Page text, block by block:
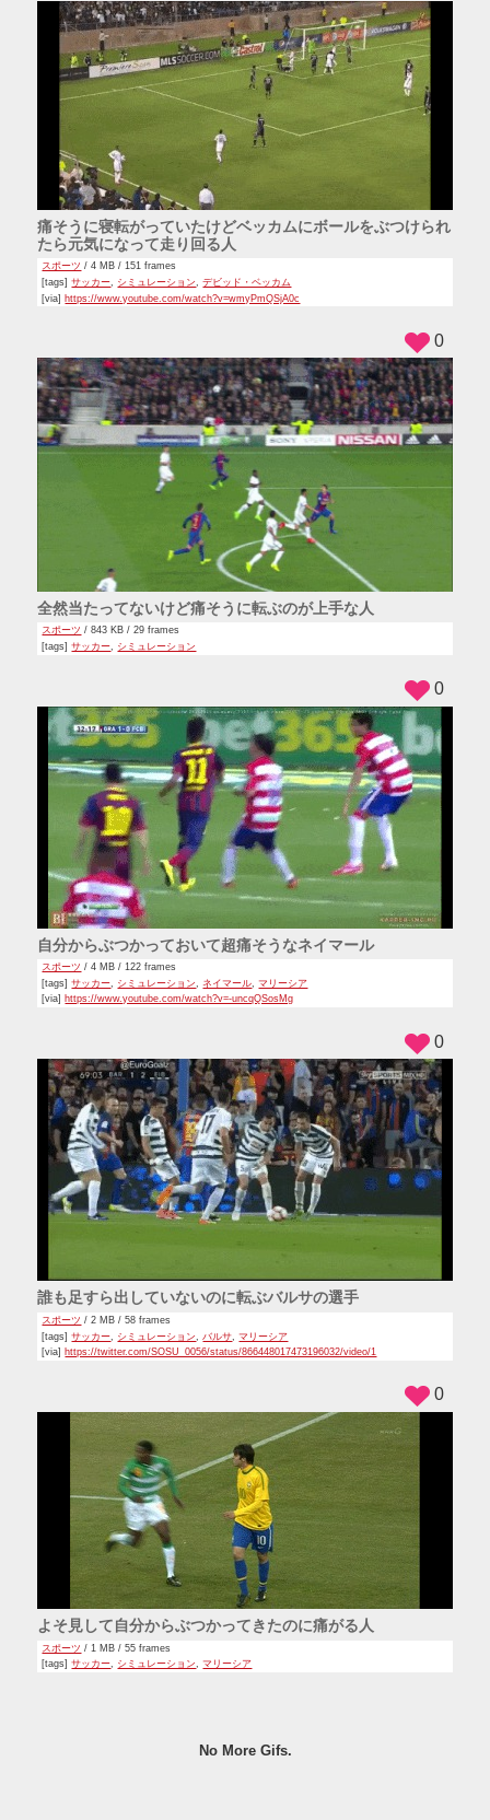
痛そうに寝転がっていたけどベッカムにボールをぶつけられ
たら元気になって走り回る人
スポーツ / 4 MB / 151 frames
[tags]サッカー シミュレーション ,デビッド・ベッカム
[via] https://www.youtube.com/watch?v=wmyPmQSjA0c
全然当たってないけど痛そうに転ぶのが上手な人
スポーツ / 843 KB / 29 frames
[tags]サッカー シミュレーション
0
自分からぶつかっておいて超痛そうなネイマール
スポーツ / 4 MB / 122 frames
[tags]サッカー シミュレーション ,ネイマール ,マリーシア
[via] https://www.youtube.com/watch?v=-uncqQSosMg
0
誰も足すら出していないのに転ぶバルサの選手
スポーツ / 2 MB / 58 frames
[tags]サッカー シミュレーション バルサ ,マリーシア
[via] https://twitter.com/SOSU_0056/status/866448017473196032/video/1
0
よそ見して自分からぶつかってきたのに痛がる人
スポーツ / 1 MB / 55 frames
[tags]サッカー, シミュレーション,マリーシア
0
No More Gifs.